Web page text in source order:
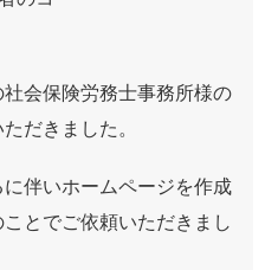
会保険労務士事務所様の
だきました。
伴いホームページを作成
とでご依頼いただきまし